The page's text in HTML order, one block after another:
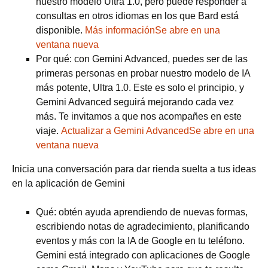
consultas en otros idiomas en los que Bard está
disponible. Más informaciónSe abre en una
ventana nueva
Por qué: con Gemini Advanced, puedes ser de las
primeras personas en probar nuestro modelo de IA
más potente, Ultra 1.0. Este es solo el principio, y
Gemini Advanced seguirá mejorando cada vez
más. Te invitamos a que nos acompañes en este
viaje. Actualizar a Gemini AdvancedSe abre en una
ventana nueva
Inicia una conversación para dar rienda suelta a tus ideas
en la aplicación de Gemini
Qué: obtén ayuda aprendiendo de nuevas formas,
escribiendo notas de agradecimiento, planificando
eventos y más con la IA de Google en tu teléfono.
Gemini está integrado con aplicaciones de Google